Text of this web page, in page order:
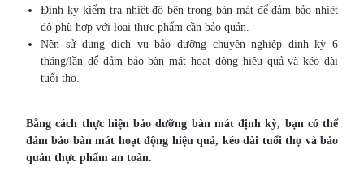
Định kỳ kiểm tra nhiệt độ bên trong bàn mát để đảm bảo nhiệt
độ phù hợp với loại thực phẩm cần bảo quản.
Nên sử dụng dịch vụ bảo dưỡng chuyên nghiệp định kỳ 6
tháng/lần để đảm bảo bàn mát hoạt động hiệu quả và kéo dài
tuổi thọ.
Bằng cách thực hiện bảo dưỡng bàn mát định kỳ, bạn có thể
đảm bảo bàn mát hoạt động hiệu quả, kéo dài tuổi thọ và bảo
quản thực phẩm an toàn.